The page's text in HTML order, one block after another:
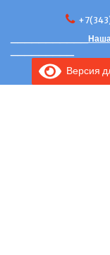
___________Наша
Версия